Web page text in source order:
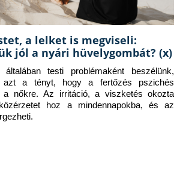
a lelket is megviseli:
jól a nyári hüvelygombát? (x)
általában testi problémaként beszélünk,
azt a tényt, hogy a fertőzés pszichés
a nőkre. Az irritáció, a viszketés okozta
hoz a mindennapokba, és az